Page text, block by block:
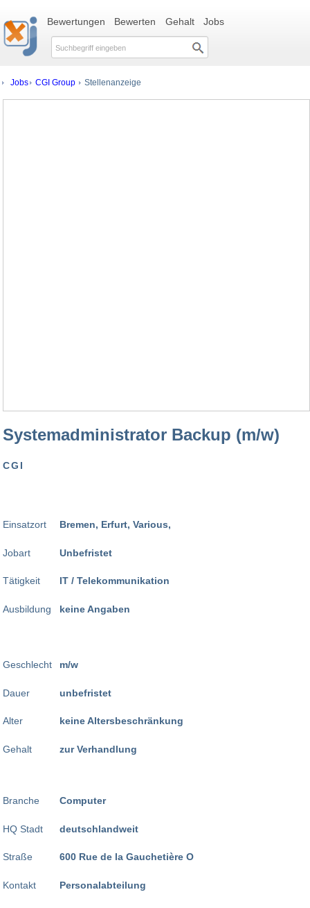
Bewertungen Bewerten Gehalt Jobs
Jobs CGI Group Stellenanzeige
Systemadministrator Backup (m/w)
CGI
Einsatzort
Jobart
Tätigkeit
Ausbildung
Geschlecht
Dauer
Alter
Gehalt
Bremen, Erfurt, Various,
Unbefristet
IT / Telekommunikation
keine Angaben
m/w
unbefristet
keine Altersbeschränkung
zur Verhandlung
Branche
HQ Stadt
Straße
Kontakt
Computer
deutschlandweit
600 Rue de la Gauchetière O
Personalabteilung